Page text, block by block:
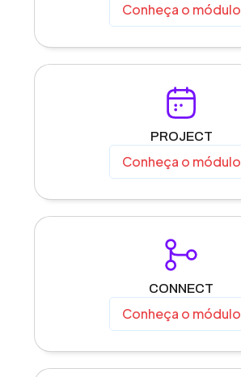
Conheça o módulo
PROJECT
Conheça o módulo
CONNECT
Conheça o módulo